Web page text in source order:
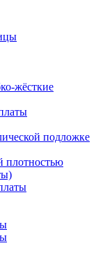
жёсткие
подложке
плотностью